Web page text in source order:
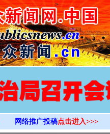
>
网络推广投稿点击进入>>>